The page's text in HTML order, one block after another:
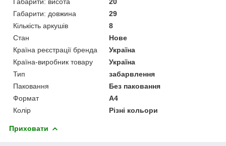
Габарити: довжина
29
Кількість аркушів
8
Стан
Нове
Країна реєстрації бренда
Україна
Країна-виробник товару
Україна
Тип
забарвлення
Паковання
Без паковання
Формат
A4
Колір
Різні кольори
Приховати